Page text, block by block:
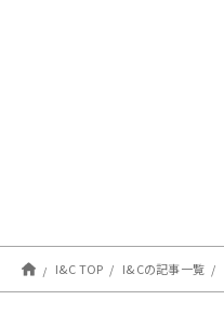
I&C TOP I&Cの記事一覧